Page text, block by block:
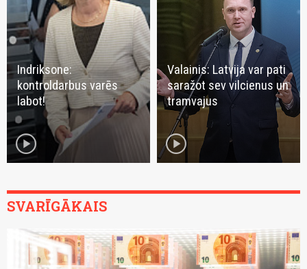
Indriksone:
kontroldarbus varēs
labot!
play_circle
Valainis: Latvija var pati
saražot sev vilcienus un
tramvajus
play_circle
SVARĪGĀKAIS